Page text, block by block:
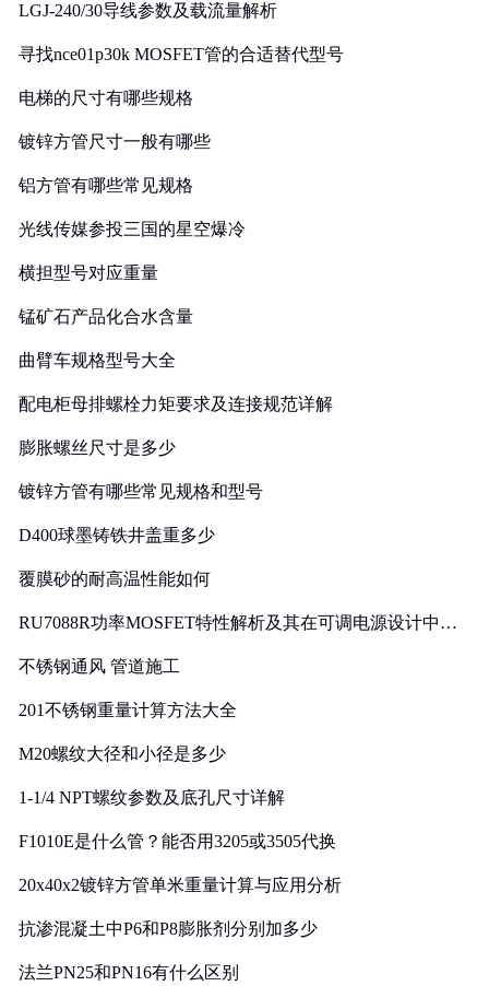
LGJ-240/30导线参数及载流量解析
寻找nce01p30k MOSFET管的合适替代型号
电梯的尺寸有哪些规格
镀锌方管尺寸一般有哪些
铝方管有哪些常见规格
光线传媒参投三国的星空爆冷
横担型号对应重量
锰矿石产品化合水含量
曲臂车规格型号大全
配电柜母排螺栓力矩要求及连接规范详解
膨胀螺丝尺寸是多少
镀锌方管有哪些常见规格和型号
D400球墨铸铁井盖重多少
覆膜砂的耐高温性能如何
RU7088R功率MOSFET特性解析及其在可调电源设计中的
不锈钢通风 管道施工
201不锈钢重量计算方法大全
M20螺纹大径和小径是多少
1-1/4 NPT螺纹参数及底孔尺寸详解
F1010E是什么管？能否用3205或3505代换
20x40x2镀锌方管单米重量计算与应用分析
抗渗混凝土中P6和P8膨胀剂分别加多少
法兰PN25和PN16有什么区别